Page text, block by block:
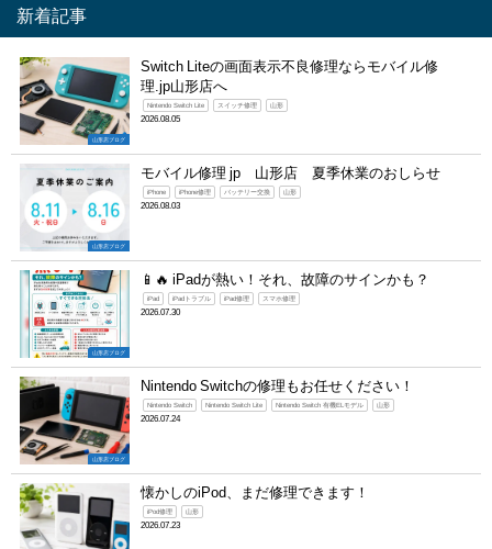
新着記事
山形店ブログ
Switch Liteの画面表示不良修理ならモバイル修
理.jp山形店へ
Nintendo Switch Lite スイッチ修理 山形
2026.08.05
山形店ブログ
モバイル修理 jp 山形店 夏季休業のおしらせ
iPhone iPhone修理 バッテリー交換 山形
2026.08.03
山形店ブログ
📱🔥 iPadが熱い！それ、故障のサインかも？
iPad iPadトラブル iPad修理 スマホ修理
2026.07.30
山形店ブログ
Nintendo Switchの修理もお任せください！
Nintendo Switch Nintendo Switch Lite Nintendo Switch 有機ELモデル 山形
2026.07.24
懐かしのiPod、まだ修理できます！
iPod修理 山形
2026.07.23